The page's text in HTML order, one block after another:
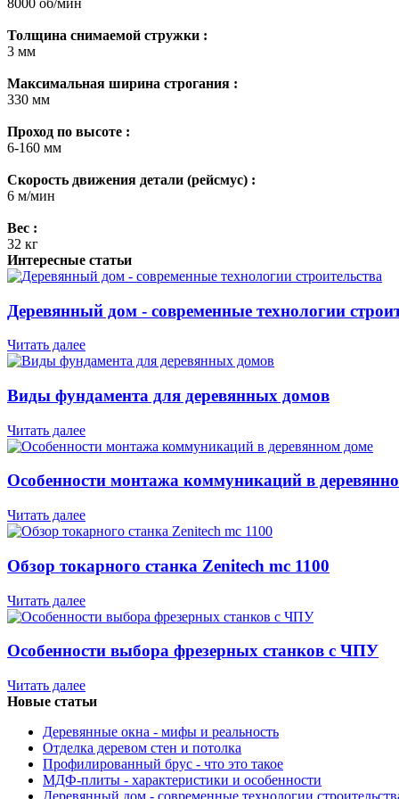
Толщина снимаемой стружки :
3 мм
Максимальная ширина строгания :
330 мм
Проход по высоте :
6-160 мм
Скорость движения детали (рейсмус) :
6 м/мин
Вес :
32 кг
Интересные статьи
Деревянный дом - современные технологии
Читать далее
Виды фундамента для деревянных домов
Читать далее
Особенности монтажа коммуникаций в
Читать далее
Обзор токарного станка Zenitech mc 1100
Читать далее
Особенности выбора фрезерных станков с ЧПУ
Читать далее
Новые статьи
Деревянные окна - мифы и реальность
Отделка деревом стен и потолка
Профилированный брус - что это такое
МДФ-плиты - характеристики и особенности
Деревянный дом - современные технологии